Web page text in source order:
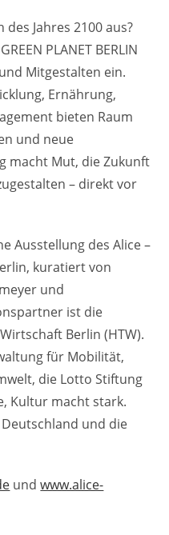
Jahres 2100 aus?
PLANET BERLIN
Mitgestalten ein.
Ernährung,
bieten Raum
und neue
macht Mut, die Zukunft
– direkt vor
Ausstellung des Alice –
kuratiert von
und
ist die
Berlin (HTW).
für Mobilität,
die Lotto Stiftung
Kultur macht stark.
und die
undwww.alice-